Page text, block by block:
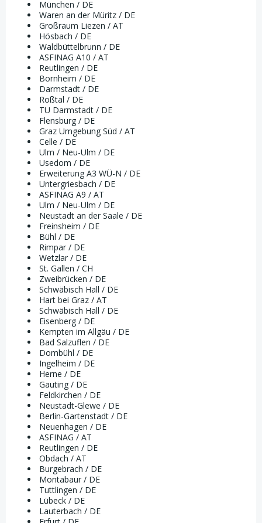
München / DE
Waren an der Müritz / DE
Großraum Liezen / AT
Hösbach / DE
Waldbüttelbrunn / DE
ASFINAG A10 / AT
Reutlingen / DE
Bornheim / DE
Darmstadt / DE
Roßtal / DE
TU Darmstadt / DE
Flensburg / DE
Graz Umgebung Süd / AT
Celle / DE
Ulm / Neu-Ulm / DE
Usedom / DE
Erweiterung A3 WÜ-N / DE
Untergriesbach / DE
ASFINAG A9 / AT
Ulm / Neu-Ulm / DE
Neustadt an der Saale / DE
Freinsheim / DE
Bühl / DE
Rimpar / DE
Wetzlar / DE
St. Gallen / CH
Zweibrücken / DE
Schwäbisch Hall / DE
Hart bei Graz / AT
Schwäbisch Hall / DE
Eisenberg / DE
Kempten im Allgäu / DE
Bad Salzuflen / DE
Dombühl / DE
Ingelheim / DE
Herne / DE
Gauting / DE
Feldkirchen / DE
Neustadt-Glewe / DE
Berlin-Gartenstadt / DE
Neuenhagen / DE
ASFINAG / AT
Reutlingen / DE
Obdach / AT
Burgebrach / DE
Montabaur / DE
Tuttlingen / DE
Lübeck / DE
Lauterbach / DE